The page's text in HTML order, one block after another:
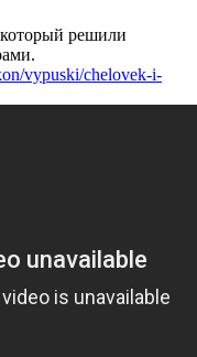
решили
vypuski/chelovek-i-